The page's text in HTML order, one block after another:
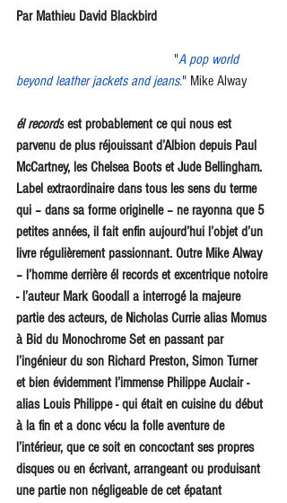
Par Mathieu David Blackbird
                                            "
A pop world
beyond leather jackets and jeans." Mike Alway
él records est probablement ce qui nous est
parvenu de plus réjouissant d’Albion depuis Paul
McCartney, les Chelsea Boots et Jude Bellingham.
Label extraordinaire dans tous les sens du terme
qui – dans sa forme originelle – ne rayonna que 5
petites années, il fait enfin aujourd’hui l’objet d’un
livre régulièrement passionnant. Outre Mike Alway
– l’homme derrière él records et excentrique notoire
- l’auteur Mark Goodall a interrogé la majeure
partie des acteurs, de Nicholas Currie alias Momus
à Bid du Monochrome Set en passant par
l’ingénieur du son Richard Preston, Simon Turner
et bien évidemment l’immense Philippe Auclair -
alias Louis Philippe - qui était en cuisine du début
à la fin et a donc vécu la folle aventure de
l’intérieur, que ce soit en concoctant ses propres
disques ou en écrivant, arrangeant ou produisant
une partie non négligeable de cet épatant